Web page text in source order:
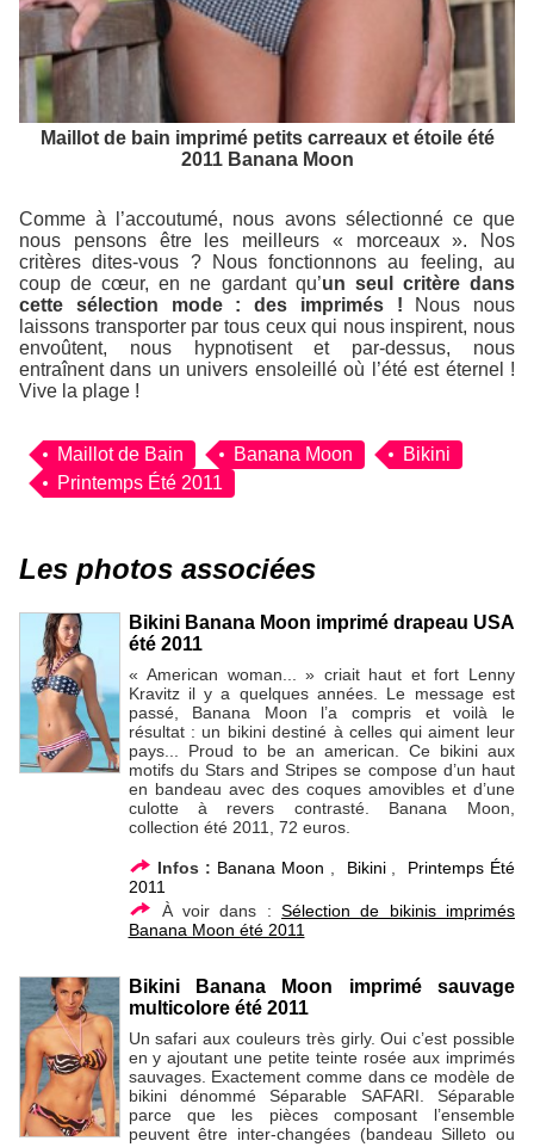
Maillot de bain imprimé petits carreaux et étoile été
2011 Banana Moon
Comme à l’accoutumé, nous avons sélectionné ce que
nous pensons être les meilleurs « morceaux ». Nos
critères dites-vous ? Nous fonctionnons au feeling, au
coup de cœur, en ne gardant qu’un seul critère dans
cette sélection mode : des imprimés ! Nous nous
laissons transporter par tous ceux qui nous inspirent, nous
envoûtent, nous hypnotisent et par-dessus, nous
entraînent dans un univers ensoleillé où l’été est éternel !
Vive la plage !
Maillot de Bain Banana Moon
Bikini
Printemps Été 2011
Les photos associées
Bikini Banana Moon imprimé drapeau USA
été 2011
« American woman... » criait haut et fort Lenny
Kravitz il y a quelques années. Le message est
passé, Banana Moon l’a compris et voilà le
résultat : un bikini destiné à celles qui aiment leur
pays... Proud to be an american. Ce bikini aux
motifs du Stars and Stripes se compose d’un haut
en bandeau avec des coques amovibles et d’une
culotte à revers contrasté. Banana Moon,
collection été 2011, 72 euros.
Infos : Banana Moon Bikini, Printemps Été
2011
À voir dans :Sélection de bikinis imprimés
Banana Moon été 2011
Bikini Banana Moon imprimé sauvage
multicolore été 2011
Un safari aux couleurs très girly. Oui c’est possible
en y ajoutant une petite teinte rosée aux imprimés
sauvages. Exactement comme dans ce modèle de
bikini dénommé Séparable SAFARI. Séparable
parce que les pièces composant l’ensemble
peuvent être inter-changées (bandeau Silleto ou